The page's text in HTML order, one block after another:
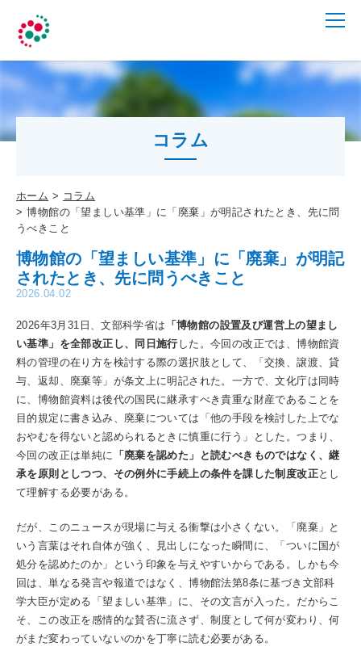
コラム
ホーム
コラム
博物館の「望ましい基準」に「廃棄」が明記されたとき、先に問
うべきこと
博物館の「望ましい基準」に「廃棄」が明記
されたとき、先に問うべきこと
2026.04.02
2026年3月31日、文部科学省は 「博物館の設置及び運営上の望まし
い基準」を全部改正し、同日施行 した。今回の改正では、博物館資
料の管理の在り方を検討する際の選択肢として、「交換、譲渡、貸
与、返却、廃棄等」が条文上に明記された。一方で、文化庁は同時
に、博物館資料は後代の国民に継承すべき貴重な財産であることを
目的規定に書き込み、廃棄については「他の手段を検討した上でな
おやむを得ないと認められるときに慎重に行う」とした。つまり、
今回の改正は単純に 「廃棄を認めた」と読むべきものではなく、継
承を原則としつつ、その例外に手続上の条件を課した制度改正とし
て理解する必要がある。
だが、このニュースが現場に与える衝撃は小さくない。「廃棄」と
いう言葉はそれ自体が強く、見出しになった瞬間に、「ついに国が
処分を認めたのか」という印象を与えやすいからである。しかも今
回は、単なる発言や報道ではなく、博物館法第8条に基づき文部科
学大臣が定める「望ましい基準」に、その文言が入った。だからこ
そ、この改正を感情的な賛否に流さず、制度として何が変わり、何
がまだ変わっていないのかを丁寧に読む必要がある。